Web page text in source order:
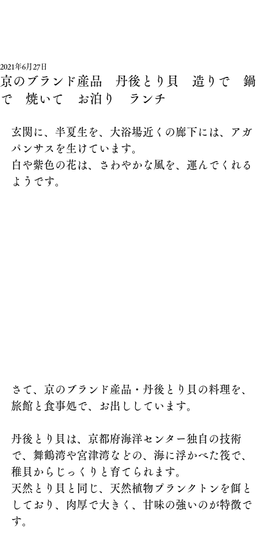
京のブランド産品 丹後とり貝 造りで 鍋
で 焼いて お泊り ランチ
2021年6月27日
玄関に、半夏生を、大浴場近くの廊下には、アガ
パンサスを生けています。
白や紫色の花は、さわやかな風を、運んでくれる
ようです。
さて、京のブランド産品・丹後とり貝の料理を、
旅館と食事処で、お出ししています。
丹後とり貝は、京都府海洋センター独自の技術
で、舞鶴湾や宮津湾などの、海に浮かべた筏で、
稚貝からじっくりと育てられます。
天然とり貝と同じ、天然植物プランクトンを餌と
しており、肉厚で大きく、甘味の強いのが特徴で
す。